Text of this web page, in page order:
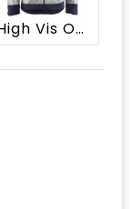
High Vis Oranje/Marineblauw